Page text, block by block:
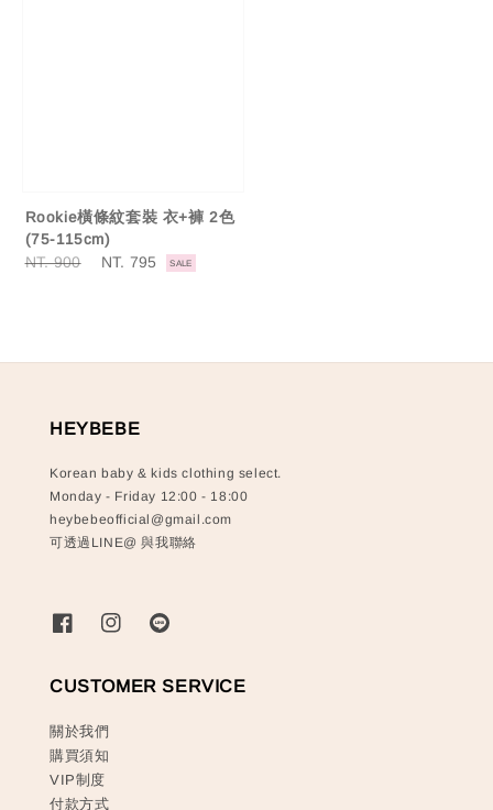
Rookie橫條紋套裝 衣+褲 2色
(75-115cm)
Regular
NT. 900
Sale
NT. 795 SALE
HEYBEBE
Korean baby & kids clothing select.
Monday - Friday 12:00 - 18:00
heybebeofficial@gmail.com
可透過LINE@ 與我聯絡
CUSTOMER SERVICE
關於我們
購買須知
VIP制度
付款方式